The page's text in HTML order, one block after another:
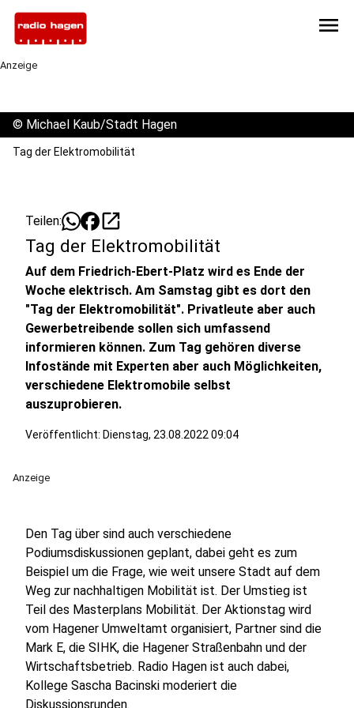
menu
Anzeige
© Michael Kaub/Stadt Hagen
Tag der Elektromobilität
Teilen: open_in_new
Tag der Elektromobilität
Auf dem Friedrich-Ebert-Platz wird es Ende der
Woche elektrisch. Am Samstag gibt es dort den
"Tag der Elektromobilität". Privatleute aber auch
Gewerbetreibende sollen sich umfassend
informieren können. Zum Tag gehören diverse
Infostände mit Experten aber auch Möglichkeiten,
verschiedene Elektromobile selbst
auszuprobieren.
Veröffentlicht: Dienstag, 23.08.2022 09:04
Anzeige
Den Tag über sind auch verschiedene
Podiumsdiskussionen geplant, dabei geht es zum
Beispiel um die Frage, wie weit unsere Stadt auf dem
Weg zur nachhaltigen Mobilität ist. Der Umstieg ist
Teil des Masterplans Mobilität. Der Aktionstag wird
vom Hagener Umweltamt organisiert, Partner sind die
Mark E, die SIHK, die Hagener Straßenbahn und der
Wirtschaftsbetrieb. Radio Hagen ist auch dabei,
Kollege Sascha Bacinski moderiert die
Diskussionsrunden.